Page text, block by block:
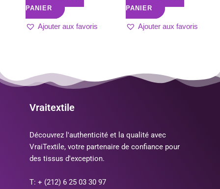
PANIER
Ajouter aux favoris
PANIER
Ajouter aux favoris
Vraitextile
Découvrez l'authenticité et la qualité avec
VraiTextile, votre partenaire de confiance pour
des tissus d'exception.
T: + (212) 6 25 03 30 97